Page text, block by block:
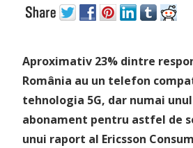
Aproximativ 23% dintre
România au un telefon
tehnologia 5G, dar numai
abonament pentru astfel de
unui raport al Ericsson